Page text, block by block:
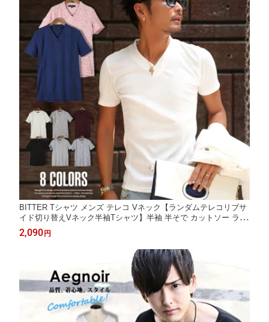
BITTER Tシャツ メンズ テレコ Vネック【ランダムテレコリブサ
イド切り替えVネック半袖Tシャツ】半袖 半そで カットソー ラン
ダムテレコ リブ テレコリブ 無地 タイト 切り替え ストレッチ 伸
縮性 細身 白 黒 杢 夏 サマー 春 サーフ お兄 ビター ファッション
2,090 円